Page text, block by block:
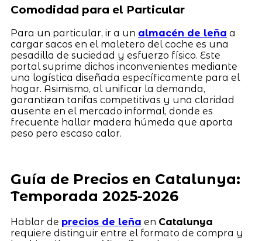
Comodidad para el Particular
Para un particular, ir a un almacén de leña a
cargar sacos en el maletero del coche es una
pesadilla de suciedad y esfuerzo físico. Este
portal suprime dichos inconvenientes mediante
una logística diseñada específicamente para el
hogar. Asimismo, al unificar la demanda,
garantizan tarifas competitivas y una claridad
ausente en el mercado informal, donde es
frecuente hallar madera húmeda que aporta
peso pero escaso calor.
Guía de Precios en Catalunya:
Temporada 2025-2026
Hablar de precios de leña en Catalunya
requiere distinguir entre el formato de compra y